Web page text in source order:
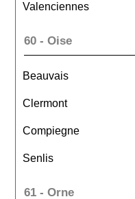
Valenciennes
60 - Oise
Beauvais
Clermont
Compiegne
Senlis
61 - Orne